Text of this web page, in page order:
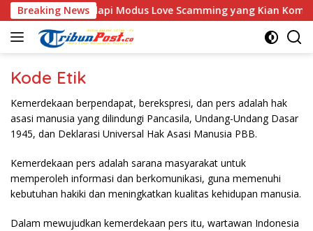
Langsung
ke
konten
Breaking News
Personel Hadapi Modus Love Scamming yang Kian
Kode Etik
Kemerdekaan berpendapat, berekspresi, dan pers adalah hak
asasi manusia yang dilindungi Pancasila, Undang-Undang Dasar
1945, dan Deklarasi Universal Hak Asasi Manusia PBB.
Kemerdekaan pers adalah sarana masyarakat untuk
memperoleh informasi dan berkomunikasi, guna memenuhi
kebutuhan hakiki dan meningkatkan kualitas kehidupan manusia.
Dalam mewujudkan kemerdekaan pers itu, wartawan Indonesia